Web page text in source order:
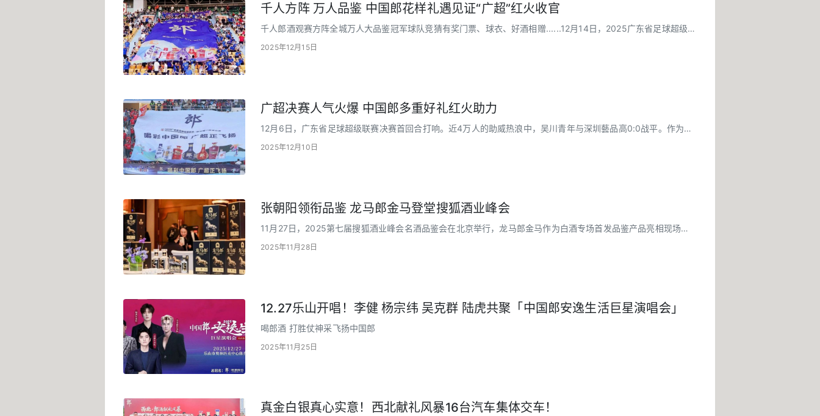
千人方阵 万人品鉴 中国郎花样礼遇见证“广超”红火收官
千人郎酒观赛方阵全城万人大品鉴冠军球队竞猜有奖门票、球衣、好酒相赠......12月14日，2025广东省足球超级联
赛在广东省人民体育场落下帷幕
2025年12月15日
广超决赛人气火爆 中国郎多重好礼红火助力
12月6日，广东省足球超级联赛决赛首回合打响。近4万人的助威热浪中，吴川青年与深圳藝品高0:0战平。作为广
超官方唯一指定白酒，中国郎多重献礼，升级赛事红火。
2025年12月10日
张朝阳领衔品鉴 龙马郎金马登堂搜狐酒业峰会
11月27日，2025第七届搜狐酒业峰会名酒品鉴会在北京举行，龙马郎金马作为白酒专场首发品鉴产品亮相现场，
上百名互联网领袖、创业先锋、文化名人等不同领域大咖齐聚
2025年11月28日
12.27乐山开唱！李健 杨宗纬 吴克群 陆虎共聚「中国郎安逸生活巨星演唱会」
喝郎酒 打胜仗神采飞扬中国郎
2025年11月25日
真金白银真心实意！西北献礼风暴16台汽车集体交车！